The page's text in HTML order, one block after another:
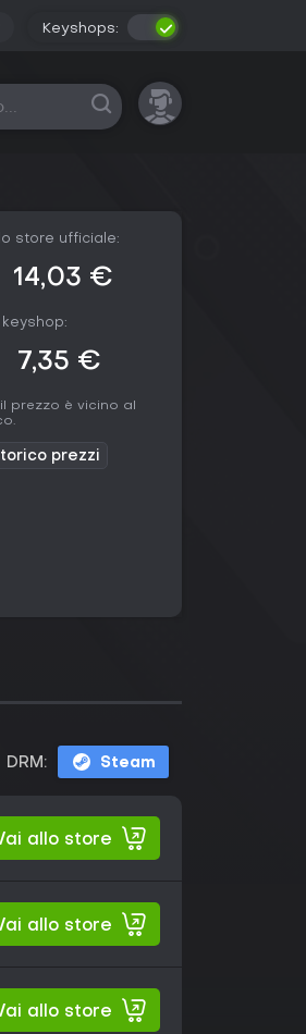
Keyshops:
store ufficiale:
14,03 €
7,35 €
prezzo è vicino al
prezzi
DRM: Steam
allo store
allo store
allo store